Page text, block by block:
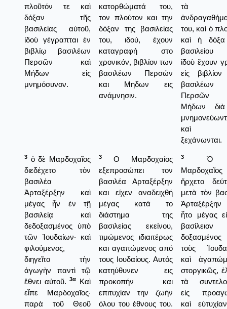
πλοῦτόν τε καὶ
δόξαν τῆς
βασιλείας αὐτοῦ,
ἰδοὺ γέγραπται ἐν
βιβλίῳ βασιλέων
Περσῶν καὶ
Μήδων εἰς
μνημόσυνον.
κατορθώματά του,
τον πλούτον και την
δόξαν της βασιλείας
του, ιδού, έχουν
καταγραφή στο
χρονικόν, βιβλίον των
βασιλέων Περσών
και Μηδων εις
ανάμνησιν.
τὰ
του, καὶ ὁ
καὶ ἡ
βασιλείου
ἰδοὺ ἔχουν
εἰς
βασιλέων
Περσῶν
Μήδων
καὶ
ξεχάνωνται.
3 ὁ δὲ Μαρδοχαῖος
διεδέχετο τὸν
βασιλέα
Ἀρταξέρξην καὶ
μέγας ἦν ἐν τῇ
βασιλείᾳ καὶ
δεδοξασμένος ὑπὸ
τῶν Ἰουδαίων· καὶ
φιλούμενος,
διηγεῖτο τὴν
ἀγωγὴν παντὶ τῷ
ἔθνει αὐτοῦ.3α
Καὶ
εἶπε Μαρδοχαῖος·
παρὰ τοῦ Θεοῦ
3
Ο Μαρδοχαίος
εξεπροσώπει τον
βασιλέα Αρταξέρξην
και είχεν αναδειχθή
μέγας κατά το
διάστημα της
βασιλείας εκείνου,
τιμώμενος ιδιαιτέρως
και αγαπώμενος από
τους Ιουδαίους. Αυτός
κατηύθυνεν εις
προκοπήν και
επιτυχίαν την ζωήν
όλου του έθνους του.
3
Ὁ
Μαρδοχαῖος
ἤρχετο
μετὰ τὸν
ἦτο μέγας
τοὺς
καὶ
στοργικῶς,
τὰ
εἰς
καὶ